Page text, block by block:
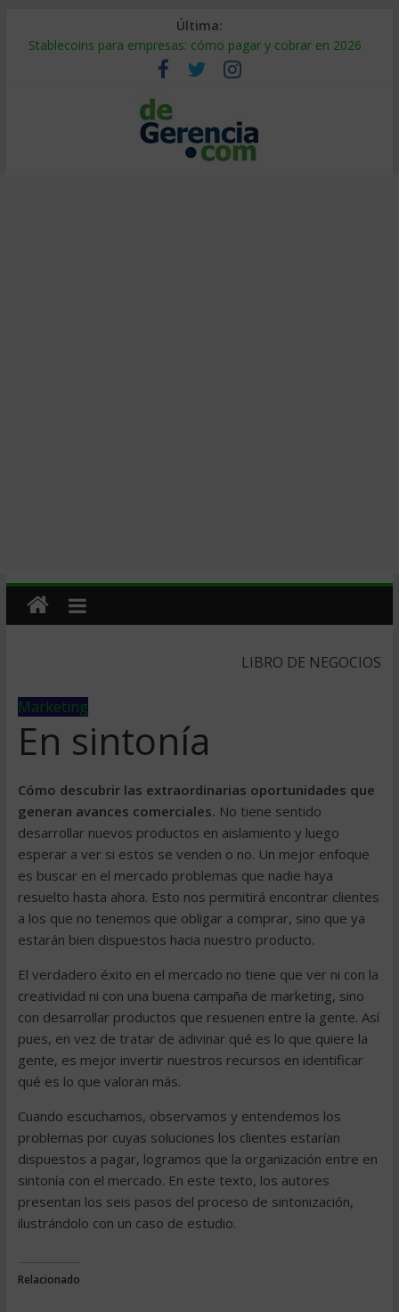
Última:
Stablecoins para empresas: cómo pagar y cobrar en 2026
Despido silencioso: qué es y por qué sale tan caro
IA en selección de personal: cómo auditarla a tiempo
Trabajo forzoso en la cadena de suministro: qué hacer
Mercado hispano de EE. UU.: cómo segmentarlo y venderle
LIBRO DE NEGOCIOS
Marketing
En sintonía
Cómo descubrir las extraordinarias oportunidades que
generan avances comerciales. No tiene sentido
desarrollar nuevos productos en aislamiento y luego
esperar a ver si estos se venden o no. Un mejor enfoque
es buscar en el mercado problemas que nadie haya
resuelto hasta ahora. Esto nos permitirá encontrar clientes
a los que no tenemos que obligar a comprar, sino que ya
estarán bien dispuestos hacia nuestro producto.
El verdadero éxito en el mercado no tiene que ver ni con la
creatividad ni con una buena campaña de marketing, sino
con desarrollar productos que resuenen entre la gente. Así
pues, en vez de tratar de adivinar qué es lo que quiere la
gente, es mejor invertir nuestros recursos en identificar
qué es lo que valoran más.
Cuando escuchamos, observamos y entendemos los
problemas por cuyas soluciones los clientes estarían
dispuestos a pagar, logramos que la organización entre en
sintonía con el mercado. En este texto, los autores
presentan los seis pasos del proceso de sintonización,
ilustrándolo con un caso de estudio.
Relacionado